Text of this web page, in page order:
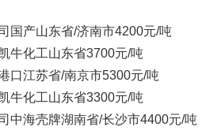
国产山东省/济南市4200元/吨
牛化工山东省3700元/吨
口江苏省/南京市5300元/吨
牛化工山东省3300元/吨
中海壳牌湖南省/长沙市4400元/吨